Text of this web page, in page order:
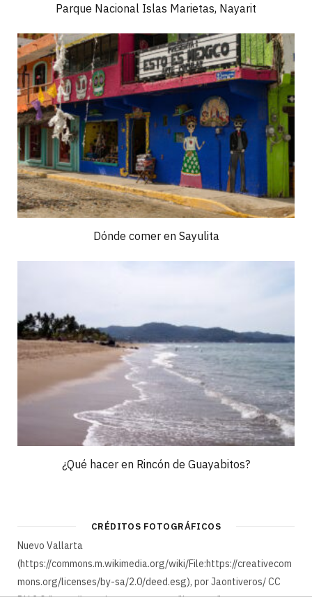
Parque Nacional Islas Marietas, Nayarit
Dónde comer en Sayulita
¿Qué hacer en Rincón de Guayabitos?
CRÉDITOS FOTOGRÁFICOS
Nuevo Vallarta
(https://commons.m.wikimedia.org/wiki/File:https://creativecom
mons.org/licenses/by-sa/2.0/deed.esg), por Jaontiveros/ CC
BY 2.0 (https://creativecommons.org/licenses/by-